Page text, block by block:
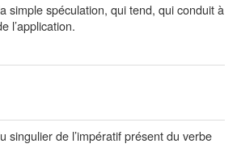
simple spéculation, qui tend, qui conduit à
l’application.
singulier de l’impératif présent du verbe